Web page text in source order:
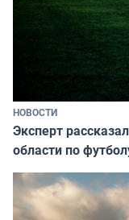
НОВОСТИ
Эксперт
области по